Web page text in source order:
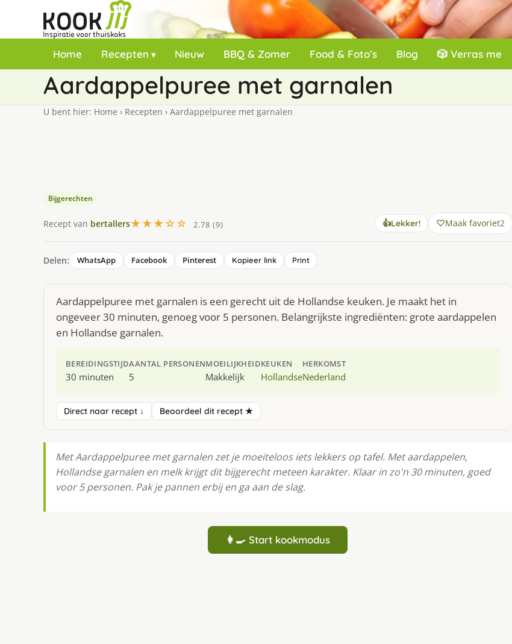
Home Recepten Nieuw BBQ & Zomer Food & Foto’s Blog 🎲 Verras me
Aardappelpuree met garnalen
U bent hier: Home › Recepten › Aardappelpuree met garnalen
Bijgerechten
Recept van bertallers★★★☆☆ 2.78 (9) 👍Lekker! Maak favoriet2
Delen: WhatsApp Facebook Pinterest Kopieer link Print
Aardappelpuree met garnalen is een gerecht uit de Hollandse keuken. Je maakt het in
ongeveer 30 minuten, genoeg voor 5 personen. Belangrijkste ingrediënten: grote aardappelen
en Hollandse garnalen.
BEREIDINGSTIJD
30 minuten
AANTAL PERSONEN
5
MOEILIJKHEID
Makkelijk
KEUKEN
Hollandse
HERKOMST
Nederland
Direct naar recept ↓ Beoordeel dit recept ★
Met Aardappelpuree met garnalen zet je moeiteloos iets lekkers op tafel. Met aardappelen,
Hollandse garnalen en melk krijgt dit bijgerecht meteen karakter. Klaar in zo'n 30 minuten, goed
voor 5 personen. Pak je pannen erbij en ga aan de slag.
👩‍🍳 Start kookmodus